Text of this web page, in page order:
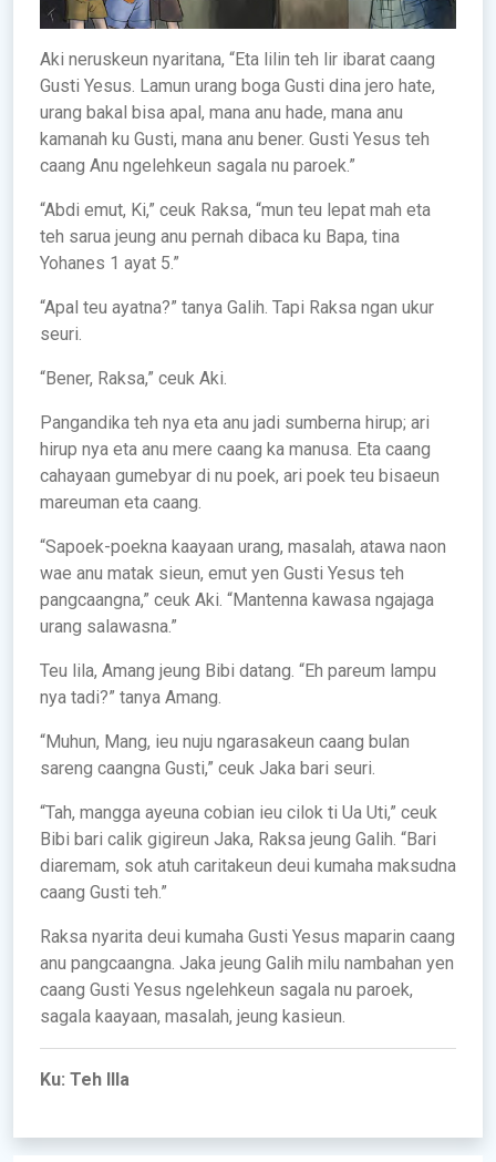
Aki neruskeun nyaritana, “Eta lilin teh lir ibarat caang
Gusti Yesus. Lamun urang boga Gusti dina jero hate,
urang bakal bisa apal, mana anu hade, mana anu
kamanah ku Gusti, mana anu bener. Gusti Yesus teh
caang Anu ngelehkeun sagala nu paroek.”
“Abdi emut, Ki,” ceuk Raksa, “mun teu lepat mah eta
teh sarua jeung anu pernah dibaca ku Bapa, tina
Yohanes 1 ayat 5.”
“Apal teu ayatna?” tanya Galih. Tapi Raksa ngan ukur
seuri.
“Bener, Raksa,” ceuk Aki.
Pangandika teh nya eta anu jadi sumberna hirup; ari
hirup nya eta anu mere caang ka manusa. Eta caang
cahayaan gumebyar di nu poek, ari poek teu bisaeun
mareuman eta caang.
“Sapoek-poekna kaayaan urang, masalah, atawa naon
wae anu matak sieun, emut yen Gusti Yesus teh
pangcaangna,” ceuk Aki. “Mantenna kawasa ngajaga
urang salawasna.”
Teu lila, Amang jeung Bibi datang. “Eh pareum lampu
nya tadi?” tanya Amang.
“Muhun, Mang, ieu nuju ngarasakeun caang bulan
sareng caangna Gusti,” ceuk Jaka bari seuri.
“Tah, mangga ayeuna cobian ieu cilok ti Ua Uti,” ceuk
Bibi bari calik gigireun Jaka, Raksa jeung Galih. “Bari
diaremam, sok atuh caritakeun deui kumaha maksudna
caang Gusti teh.”
Raksa nyarita deui kumaha Gusti Yesus maparin caang
anu pangcaangna. Jaka jeung Galih milu nambahan yen
caang Gusti Yesus ngelehkeun sagala nu paroek,
sagala kaayaan, masalah, jeung kasieun.
Ku: Teh Illa